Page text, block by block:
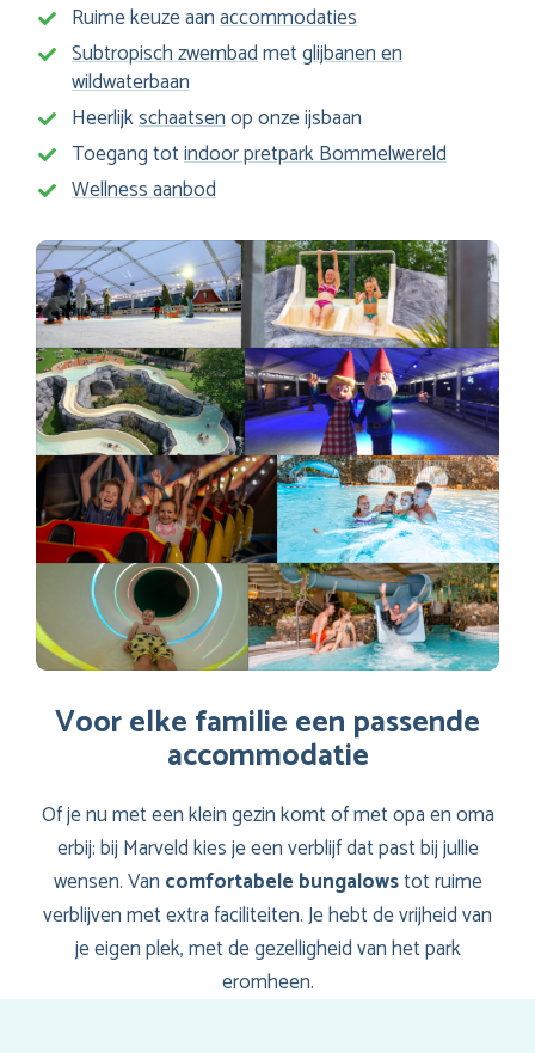
Ruime keuze aanaccommodaties
Subtropisch zwembadmetglijbanen en
wildwaterbaan
Heerlijkschaatsenop onze ijsbaan
Toegang totindoor pretpark Bommelwereld
Wellness aanbod
Voor elke familie een passende
accommodatie
Of je nu met een klein gezin komt of met opa en oma
erbij: bij Marveld kies je een verblijf dat past bij jullie
wensen. Van comfortabele bungalowstot ruime
verblijven met extra faciliteiten. Je hebt de vrijheid van
je eigen plek, met de gezelligheid van het park
eromheen.